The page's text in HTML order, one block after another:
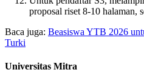
proposal riset 8-10 halaman,
Baca juga: Beasiswa YTB 2026
Turki
Universitas Mitra